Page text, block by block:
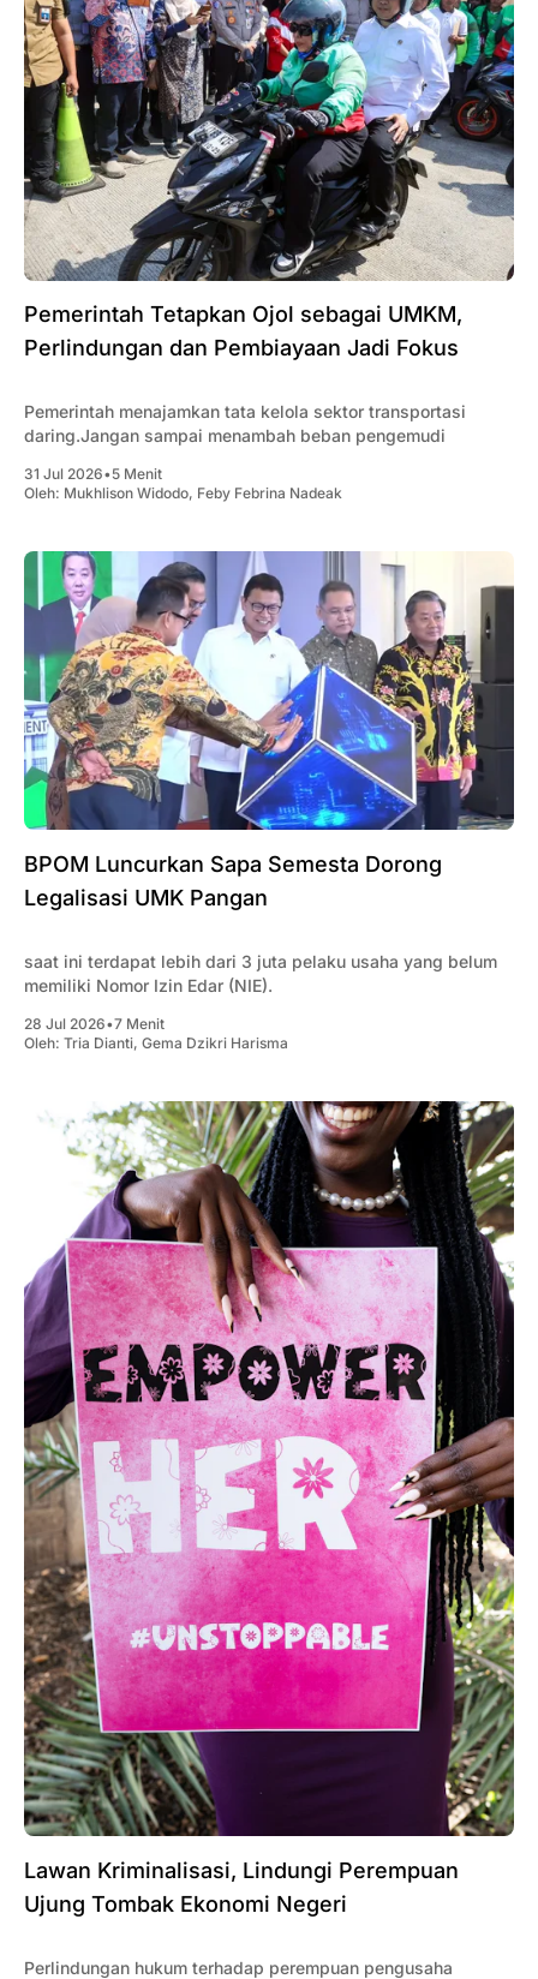
Pemerintah Tetapkan Ojol sebagai UMKM,
Perlindungan dan Pembiayaan Jadi Fokus
Pemerintah menajamkan tata kelola sektor transportasi
daring.Jangan sampai menambah beban pengemudi
31 Jul 2026•5 Menit
Oleh: Mukhlison Widodo, Feby Febrina Nadeak
BPOM Luncurkan Sapa Semesta Dorong
Legalisasi UMK Pangan
saat ini terdapat lebih dari 3 juta pelaku usaha yang belum
memiliki Nomor Izin Edar (NIE).
28 Jul 2026•7 Menit
Oleh: Tria Dianti, Gema Dzikri Harisma
Lawan Kriminalisasi, Lindungi Perempuan
Ujung Tombak Ekonomi Negeri
Perlindungan hukum terhadap perempuan pengusaha